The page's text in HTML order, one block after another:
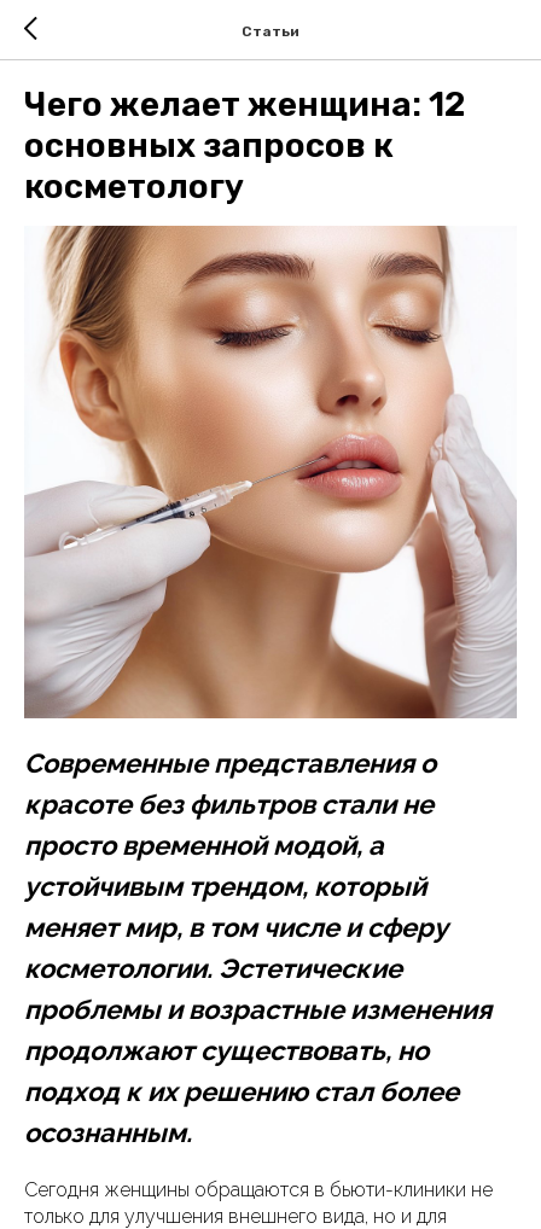
Статьи
Чего желает женщина: 12
основных запросов к
косметологу
Современные представления о
красоте без фильтров стали не
просто временной модой, а
устойчивым трендом, который
меняет мир, в том числе и сферу
косметологии. Эстетические
проблемы и возрастные изменения
продолжают существовать, но
подход к их решению стал более
осознанным.
Сегодня женщины обращаются в бьюти-клиники не
только для улучшения внешнего вида, но и для